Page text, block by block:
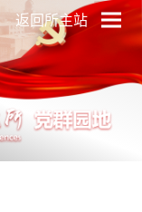
返回所主站